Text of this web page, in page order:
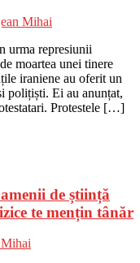
Mihai
urma represiunii
moartea unei tinere
iraniene au oferit un
polițiști. Ei au anunțat,
Protestele […]
de știință
te mențin tânăr